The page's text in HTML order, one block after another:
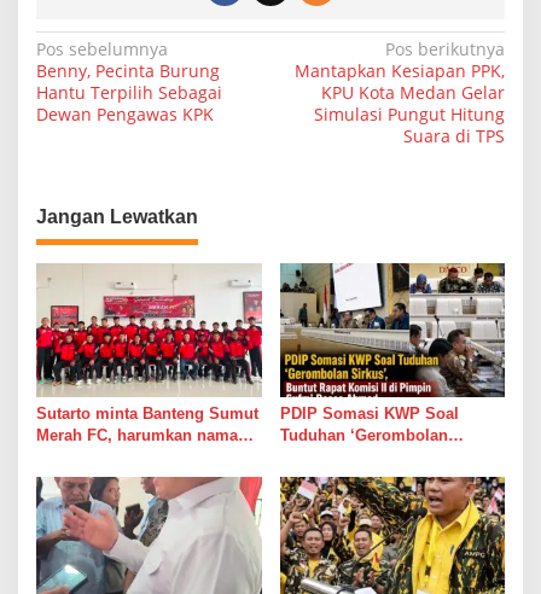
N
a
v
a
s
i
p
o
s
Pos sebelumnya
Benny, Pecinta Burung
Hantu Terpilih Sebagai
Dewan Pengawas KPK
Pos berikutnya
Mantapkan Kesiapan PPK,
KPU Kota Medan Gelar
Simulasi Pungut Hitung
Suara di TPS
Jangan Lewatkan
Sutarto minta Banteng Sumut
Merah FC, harumkan nama
Cup 2026
PDIP Somasi KWP Soal
Tuduhan ‘Gerombolan
II di Pimpin Sufmi Dasco
Ahmad